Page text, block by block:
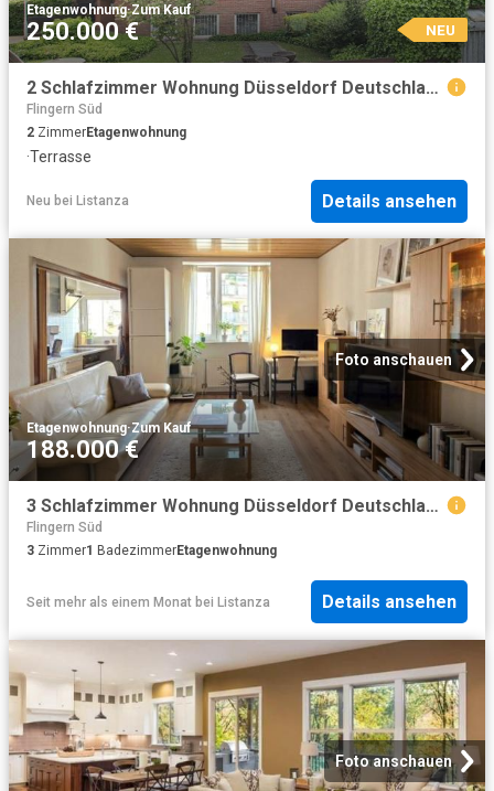
Etagenwohnung·Zum Kauf
250.000 € NEU
2 Schlafzimmer Wohnung Düsseldorf Deutschland 104826213
Flingern Süd
2 ZimmerEtagenwohnung
·Terrasse
Neu bei Listanza Details ansehen
Foto anschauen
Etagenwohnung·Zum Kauf
188.000 €
3 Schlafzimmer Wohnung Düsseldorf Deutschland 103066851
Flingern Süd
3 Zimmer1 BadezimmerEtagenwohnung
Seit mehr als einem Monat bei Listanza Details ansehen
Foto anschauen